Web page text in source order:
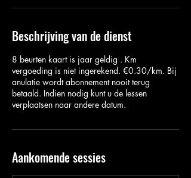
Beschrijving van de dienst
8 beurten kaart is jaar geldig . Km
vergoeding is niet ingerekend. €0.30/km. Bij
anulatie wordt abonnement nooit terug
betaald. Indien nodig kunt u de lessen
verplaatsen naar andere datum.
Aankomende sessies